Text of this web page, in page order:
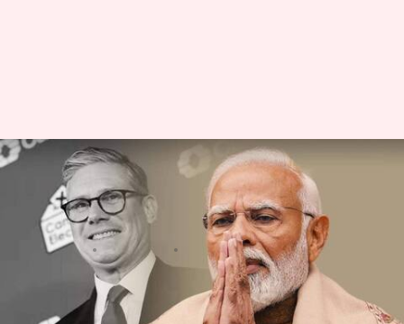
ब्रिटेन का भारत को झटका, 'पहले
निर्वासन, बाद में अपील' वाले देशों की
सूची में जोड़ा
भारत शर्मा Aug 12, 2025 11:36 am
क्या है खबर?